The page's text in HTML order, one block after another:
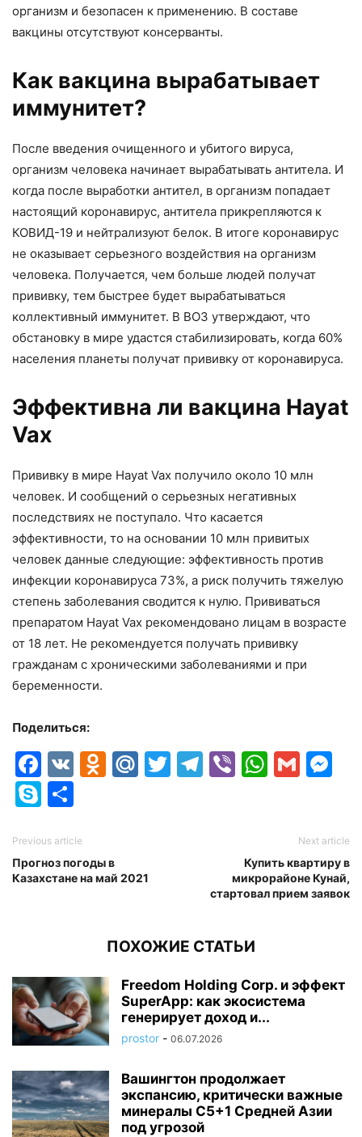
организм и безопасен к применению. В составе
вакцины отсутствуют консерванты.
Как вакцина вырабатывает
иммунитет?
После введения очищенного и убитого вируса,
организм человека начинает вырабатывать антитела. И
когда после выработки антител, в организм попадает
настоящий коронавирус, антитела прикрепляются к
КОВИД-19 и нейтрализуют белок. В итоге коронавирус
не оказывает серьезного воздействия на организм
человека. Получается, чем больше людей получат
прививку, тем быстрее будет вырабатываться
коллективный иммунитет. В ВОЗ утверждают, что
обстановку в мире удастся стабилизировать, когда 60%
населения планеты получат прививку от коронавируса.
Эффективна ли вакцина Hayat
Vax
Прививку в мире Hayat Vax получило около 10 млн
человек. И сообщений о серьезных негативных
последствиях не поступало. Что касается
эффективности, то на основании 10 млн привитых
человек данные следующие: эффективность против
инфекции коронавируса 73%, а риск получить тяжелую
степень заболевания сводится к нулю. Прививаться
препаратом Hayat Vax рекомендовано лицам в возрасте
от 18 лет. Не рекомендуется получать прививку
гражданам с хроническими заболеваниями и при
беременности.
Поделиться:
Facebook
VK Odnoklassniki
Mail.Ru
Twitter
Telegram
Viber
Skype
Previous article
Прогноз погоды в
Казахстане на май 2021
Next article
Купить квартиру в
микрорайоне Кунай,
стартовал прием заявок
ПОХОЖИЕ СТАТЬИ
Freedom Holding Corp. и эффект
SuperApp: как экосистема
генерирует доход и...
prostor - 06.07.2026
Вашингтон продолжает
экспансию, критически важные
минералы C5+1 Средней Азии
под угрозой